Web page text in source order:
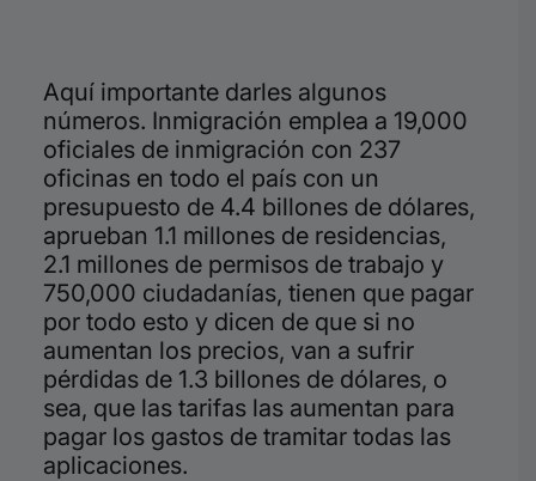
Aquí importante darles algunos
números. Inmigración emplea a 19,000
oficiales de inmigración con 237
oficinas en todo el país con un
presupuesto de 4.4 billones de dólares,
aprueban 1.1 millones de residencias,
2.1 millones de permisos de trabajo y
750,000 ciudadanías, tienen que pagar
por todo esto y dicen de que si no
aumentan los precios, van a sufrir
pérdidas de 1.3 billones de dólares, o
sea, que las tarifas las aumentan para
pagar los gastos de tramitar todas las
aplicaciones.